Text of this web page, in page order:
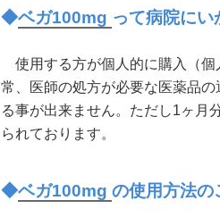
◆ベガ100mg って病院にい
使用する方が個人的に購入（個
常、医師の処方が必要な医薬品
る事が出来ません。ただし1ヶ月
られております。
◆ベガ100mg の使用方法の